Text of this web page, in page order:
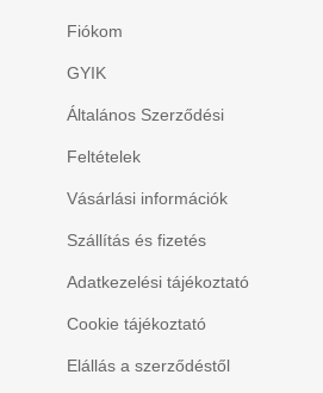
Fiókom
GYIK
Általános Szerződési
Feltételek
Vásárlási információk
Szállítás és fizetés
Adatkezelési tájékoztató
Cookie tájékoztató
Elállás a szerződéstől